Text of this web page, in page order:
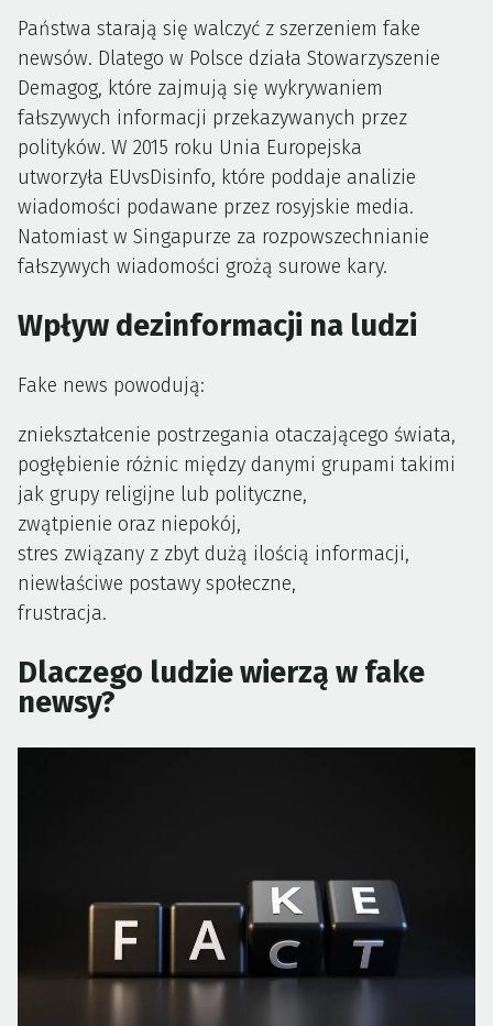
Państwa starają się walczyć z szerzeniem fake
newsów. Dlatego w Polsce działa Stowarzyszenie
Demagog, które zajmują się wykrywaniem
fałszywych informacji przekazywanych przez
polityków. W 2015 roku Unia Europejska
utworzyła EUvsDisinfo, które poddaje analizie
wiadomości podawane przez rosyjskie media.
Natomiast w Singapurze za rozpowszechnianie
fałszywych wiadomości grożą surowe kary.
Wpływ dezinformacji na ludzi
Fake news powodują:
zniekształcenie postrzegania otaczającego świata,
pogłębienie różnic między danymi grupami takimi
jak grupy religijne lub polityczne,
zwątpienie oraz niepokój,
stres związany z zbyt dużą ilością informacji,
niewłaściwe postawy społeczne,
frustracja.
Dlaczego ludzie wierzą w fake
newsy?